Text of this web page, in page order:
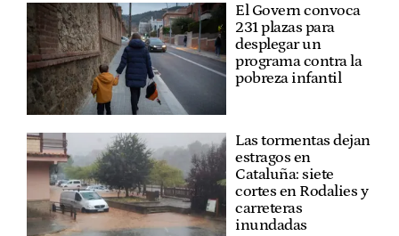
El Govern convoca
231 plazas para
desplegar un
programa contra la
pobreza infantil
Las tormentas dejan
estragos en
Cataluña: siete
cortes en Rodalies y
carreteras
inundadas